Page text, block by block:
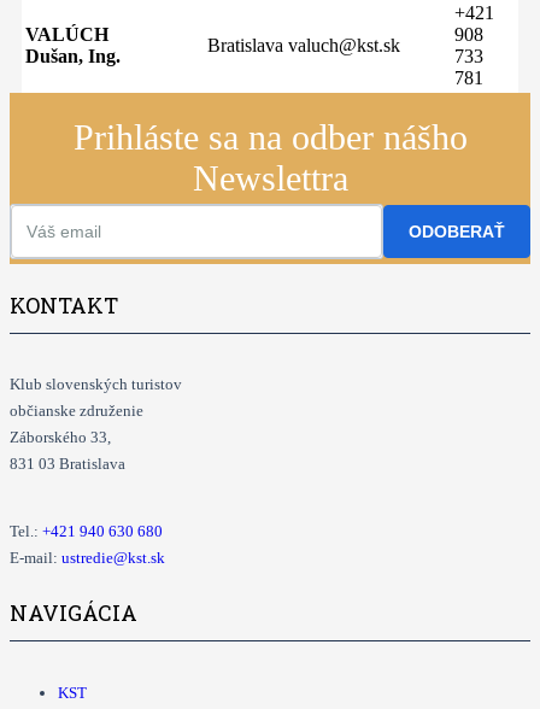
VALÚCH
Dušan, Ing.
Bratislava valuch@kst.sk
+421
908
733
781
Prihláste sa na odber nášho
Newslettra
ODOBERAŤ
KONTAKT
Klub slovenských turistov
občianske združenie
Záborského 33,
831 03 Bratislava
Tel.: +421 940 630 680
E-mail: ustredie@kst.sk
NAVIGÁCIA
KST